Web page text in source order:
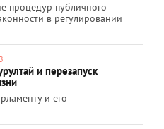
процедур публичного
в регулировании
и перезапуск
и его